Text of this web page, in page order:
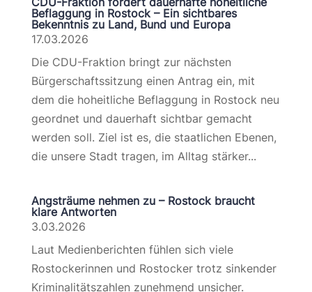
Beflaggung in Rostock – Ein sichtbares
Bekenntnis zu Land, Bund und Europa
17.03.2026
Die CDU-Fraktion bringt zur nächsten
Bürgerschaftssitzung einen Antrag ein, mit
dem die hoheitliche Beflaggung in Rostock neu
geordnet und dauerhaft sichtbar gemacht
werden soll. Ziel ist es, die staatlichen Ebenen,
die unsere Stadt tragen, im Alltag stärker...
Angsträume nehmen zu – Rostock braucht
klare Antworten
3.03.2026
Laut Medienberichten fühlen sich viele
Rostockerinnen und Rostocker trotz sinkender
Kriminalitätszahlen zunehmend unsicher.